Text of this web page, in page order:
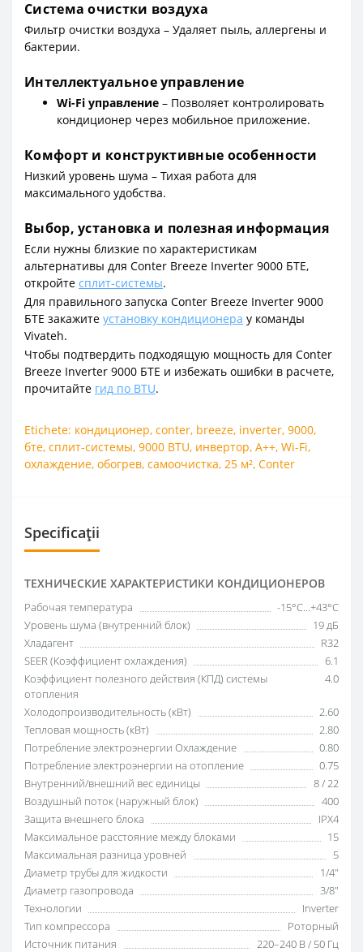
Система очистки воздуха
Фильтр очистки воздуха – Удаляет пыль, аллергены и
бактерии.
Интеллектуальное управление
Wi-Fi управление – Позволяет контролировать
кондиционер через мобильное приложение.
Комфорт и конструктивные особенности
Низкий уровень шума – Тихая работа для
максимального удобства.
Выбор, установка и полезная информация
Если нужны близкие по характеристикам
альтернативы для Conter Breeze Inverter 9000 БТЕ,
откройте сплит-системы.
Для правильного запуска Conter Breeze Inverter 9000
БТЕ закажите установку кондиционера у команды
Vivateh.
Чтобы подтвердить подходящую мощность для Conter
Breeze Inverter 9000 БТЕ и избежать ошибки в расчете,
прочитайте гид по BTU.
Etichete: кондиционер, conter, breeze, inverter, 9000,
бте, сплит-системы, 9000 BTU, инвертор, A++, Wi-Fi,
охлаждение, обогрев, самоочистка, 25 м², Conter
Specificații
ТЕХНИЧЕСКИЕ ХАРАКТЕРИСТИКИ КОНДИЦИОНЕРОВ
Рабочая температура
-15°C...+43°C
Уровень шума (внутренний блок)
19 дБ
Хладагент
R32
SEER (Коэффициент охлаждения)
6.1
Коэффициент полезного действия (КПД) системы
отопления
4.0
Холодопроизводительность (кВт)
2.60
Тепловая мощность (кВт)
2.80
Потребление электроэнергии Охлаждение
0.80
Потребление электроэнергии на отопление
0.75
Внутренний/внешний вес единицы
8 / 22
Воздушный поток (наружный блок)
400
Защита внешнего блока
IPX4
Максимальное расстояние между блоками
15
Максимальная разница уровней
5
Диаметр трубы для жидкости
1/4"
Диаметр газопровода
3/8"
Технологии
Inverter
Тип компрессора
Роторный
Источник питания
220–240 В / 50 Гц